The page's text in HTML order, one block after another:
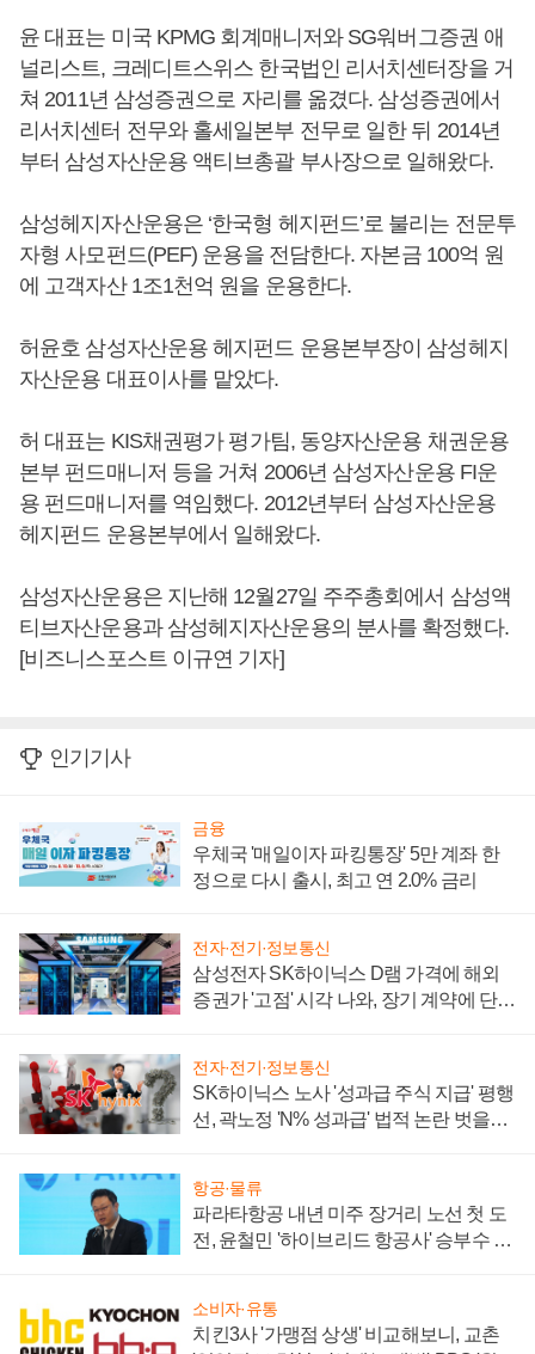
윤 대표는 미국 KPMG 회계매니저와 SG워버그증권 애
널리스트, 크레디트스위스 한국법인 리서치센터장을 거
쳐 2011년 삼성증권으로 자리를 옮겼다. 삼성증권에서
리서치센터 전무와 홀세일본부 전무로 일한 뒤 2014년
부터 삼성자산운용 액티브총괄 부사장으로 일해왔다.
삼성헤지자산운용은 ‘한국형 헤지펀드’로 불리는 전문투
자형 사모펀드(PEF) 운용을 전담한다. 자본금 100억 원
에 고객자산 1조1천억 원을 운용한다.
허윤호 삼성자산운용 헤지펀드 운용본부장이 삼성헤지
자산운용 대표이사를 맡았다.
허 대표는 KIS채권평가 평가팀, 동양자산운용 채권운용
본부 펀드매니저 등을 거쳐 2006년 삼성자산운용 FI운
용 펀드매니저를 역임했다. 2012년부터 삼성자산운용
헤지펀드 운용본부에서 일해왔다.
삼성자산운용은 지난해 12월27일 주주총회에서 삼성액
티브자산운용과 삼성헤지자산운용의 분사를 확정했다.
[비즈니스포스트 이규연 기자]
인기기사
금융
우체국 '매일이자 파킹통장' 5만 계좌 한
정으로 다시 출시, 최고 연 2.0% 금리
전자·전기·정보통신
삼성전자 SK하이닉스 D램 가격에 해외
증권가 '고점' 시각 나와, 장기 계약에 단점
전자·전기·정보통신
SK하이닉스 노사 '성과급 주식 지급' 평행
선, 곽노정 'N% 성과급' 법적 논란 벗을지
항공·물류
파라타항공 내년 미주 장거리 노선 첫 도
전, 윤철민 '하이브리드 항공사' 승부수 통
소비자·유통
치킨3사 '가맹점 상생' 비교해보니, 교촌